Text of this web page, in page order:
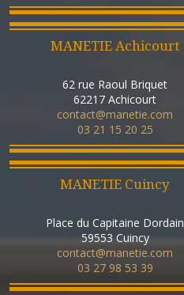
MANETIE Achicourt
62 rue Raoul Briquet
62217 Achicourt
contact@manetie.com
03 21 15 20 25
MANETIE Cuincy
Place du Capitaine Dordain
59553 Cuincy
contact@manetie.com
03 27 98 53 39